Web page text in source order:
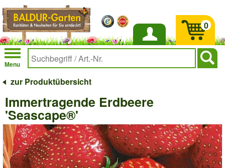
Anmelden
Menu
0
zur Produktübersicht
Immertragende Erdbeere
'Seascape®'